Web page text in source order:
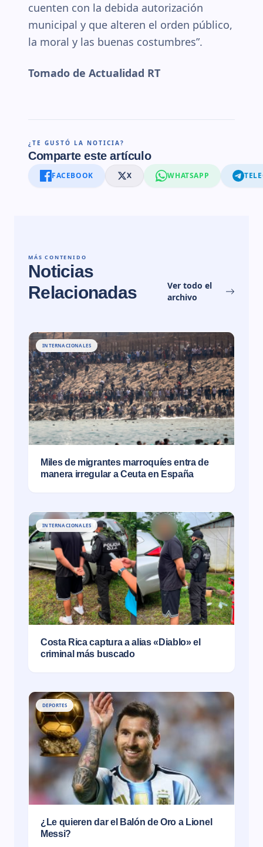
cuenten con la debida autorización
municipal y que alteren el orden público,
la moral y las buenas costumbres”.
Tomado de Actualidad RT
¿TE GUSTÓ LA NOTICIA?
Comparte este artículo
FACEBOOK X WHATSAPP
MÁS CONTENIDO
Noticias
Relacionadas
Ver todo el
archivo
INTERNACIONALES
Miles de migrantes marroquíes entra de
manera irregular a Ceuta en España
INTERNACIONALES
Costa Rica captura a alias «Diablo» el
criminal más buscado
DEPORTES
¿Le quieren dar el Balón de Oro a Lionel
Messi?